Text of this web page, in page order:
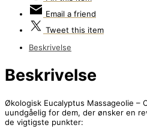
Email a friend
Tweet this item
Beskrivelse
Beskrivelse
Økologisk Eucalyptus Massageolie –
uundgåelig for dem, der ønsker en
de vigtigste punkter: